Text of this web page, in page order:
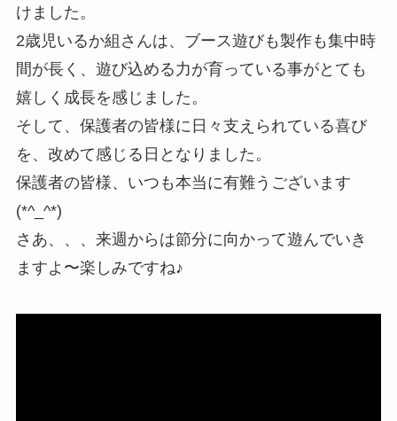
けました。
2歳児いるか組さんは、ブース遊びも製作も集中時
間が長く、遊び込める力が育っている事がとても
嬉しく成長を感じました。
そして、保護者の皆様に日々支えられている喜び
を、改めて感じる日となりました。
保護者の皆様、いつも本当に有難うございます
(*^_^*)
さあ、、、来週からは節分に向かって遊んでいき
ますよ〜楽しみですね♪